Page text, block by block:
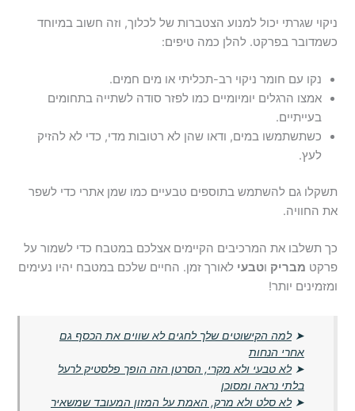
ניקוי שגרתי יכול למנוע הצטברות של לכלוך, וזה חשוב במיוחד
כשמדובר בפרקט. להלן כמה טיפים:
נקו עם חומר ניקוי רב-תכליתי או מים חמים.
אמצו הרגלים יומיומיים כמו לפזר סודה לשתייה בתחומים
בעייתיים.
כשתשתמשו במים, ודאו שהן לא רטובות מדי, כדי לא להזיק
לעץ.
תשקלו גם להשתמש בתוספים טבעיים כמו שמן אתרי כדי לשפר
את החוויה.
כך תשלבו את המרכיבים הקיימים אצלכם במטבח כדי לשמור על
פרקט מבריק וטבעי לאורך זמן. החיים שלכם במטבח יהיו נעימים
ומזמינים יותר!
➤למה הקישוטים שלך לחגים לא שווים את הכסף גם
אחרי הנחות
➤לא טבעי ולא מקרי, הסרטן הזה הופך פלסטיק לרעל
בלתי נראה ומסוכן
➤לא סלט ולא מרק, האמת על המזון המעובד שמשאיר